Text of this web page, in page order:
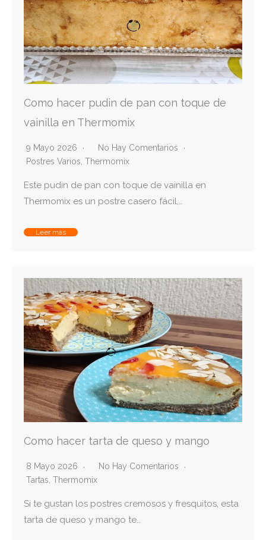
Como hacer pudin de pan con toque de
vainilla en Thermomix
9 Mayo 2026
No Hay Comentarios
Postres Varios Thermomix
Este pudin de pan con toque de vainilla en
Thermomix es un postre casero fácil,…
Leer más
Como hacer tarta de queso y mango
8 Mayo 2026
No Hay Comentarios
Tartas, Thermomix
Si te gustan los postres cremosos y fresquitos, esta
tarta de queso y mango te…